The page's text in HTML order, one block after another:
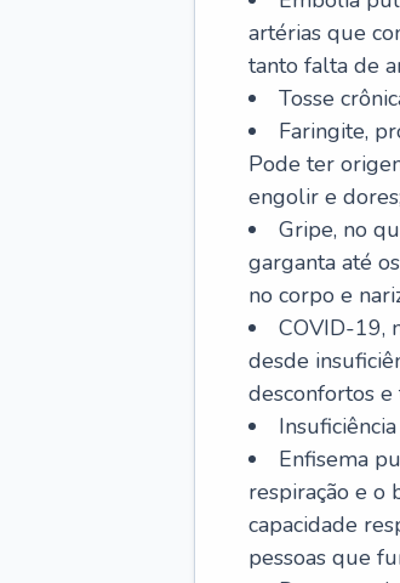
artérias que
tanto falta de
Tosse
Faringite,
Pode ter
engolir e
Gripe, no
garganta até
no corpo e
COVID-19,
desde
desconfortos e
Enfisema
respiração e o
capacidade
pessoas que